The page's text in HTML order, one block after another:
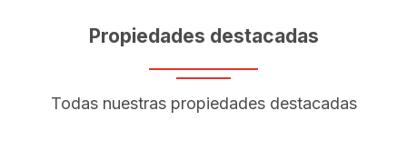
Propiedades destacadas
Todas nuestras propiedades destacadas